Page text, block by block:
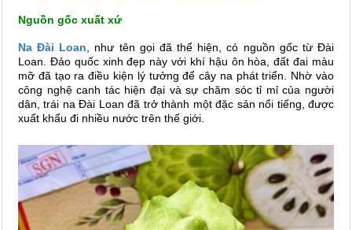
Nguồn gốc xuất xứ
Na Đài Loan , như tên gọi đã thể hiện, có nguồn gốc từ Đài
Loan. Đảo quốc xinh đẹp này với khí hậu ôn hòa, đất đai màu
mỡ đã tạo ra điều kiện lý tưởng để cây na phát triển. Nhờ vào
công nghệ canh tác hiện đại và sự chăm sóc tỉ mỉ của người
dân, trái na Đài Loan đã trở thành một đặc sản nổi tiếng, được
xuất khẩu đi nhiều nước trên thế giới.